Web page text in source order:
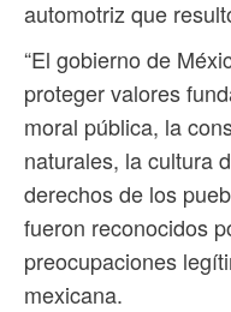
automotriz que
“El gobierno de
proteger valores
moral pública, la
naturales, la cultura
derechos de los
fueron reconocidos
preocupaciones
mexicana.